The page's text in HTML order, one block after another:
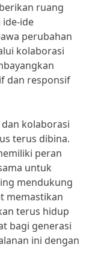
ruang
ide-ide
perubahan
kolaborasi
dan responsif
kolaborasi
terus dibina.
peran
untuk
mendukung
memastikan
terus hidup
bagi generasi
ini dengan